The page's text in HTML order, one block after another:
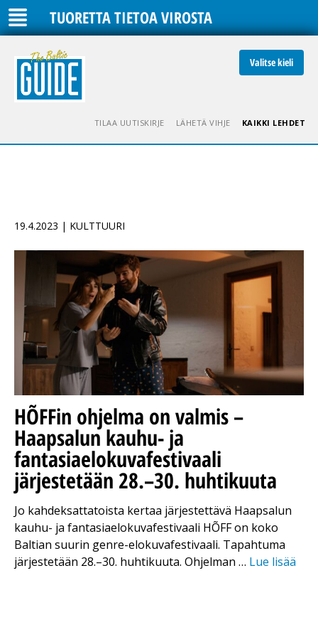
TUORETTA TIETOA VIROSTA
Valitse kieli
TILAA UUTISKIRJE LÄHETÄ VIHJE KAIKKI LEHDET
19.4.2023 | KULTTUURI
HÕFFin ohjelma on valmis –
Haapsalun kauhu- ja
fantasiaelokuvafestivaali
järjestetään 28.–30. huhtikuuta
Jo kahdeksattatoista kertaa järjestettävä Haapsalun
kauhu- ja fantasiaelokuvafestivaali HÕFF on koko
Baltian suurin genre-elokuvafestivaali. Tapahtuma
järjestetään 28.–30. huhtikuuta. Ohjelman … Lue lisää